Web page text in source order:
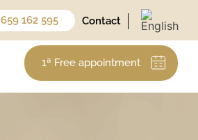
659 162 595 Contact
1ª Free appointment